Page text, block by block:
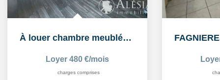
À louer chambre meublée de 16,26 m² dans un logement...
Loyer 480 €/mois
charges comprises